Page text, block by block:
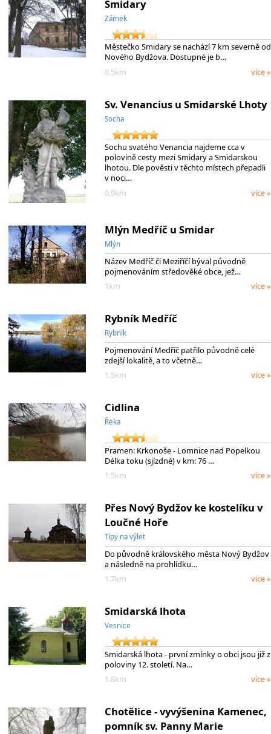
Smidary
Zámek
Městečko Smidary se nachází 7 km severně od
Nového Bydžova. Dostupné je b…
0.5km
více »
Sv. Venancius u Smidarské Lhoty
Socha
Sochu svatého Venancia najdeme cca v
polovině cesty mezi Smidary a Smidarskou
lhotou. Dle pověsti v těchto místech přepadli
v noci…
0.9km
více »
Mlýn Medříč u Smidar
Mlýn
Název Medříč či Meziříčí býval původně
pojmenováním středověké obce, jež…
1km
více »
Rybník Medříč
Rybník
Pojmenování Medříč patřilo původně celé
zdejší lokalitě, a to včetně…
1.5km
více »
Cidlina
Řeka
Pramen: Krkonoše - Lomnice nad Popelkou
Délka toku (sjízdné) v km: 76 …
1.5km
více »
Přes Nový Bydžov ke kostelíku v
Loučné Hoře
Tipy na výlet
Do původně královského města Nový Bydžov
a následně na prohlídku…
1.7km
více »
Smidarská lhota
Vesnice
Smidarská lhota - první zmínky o obci jsou již z
poloviny 12. století. Na…
1.8km
více »
Chotělice - vyvýšenina Kamenec,
pomník sv. Panny Marie